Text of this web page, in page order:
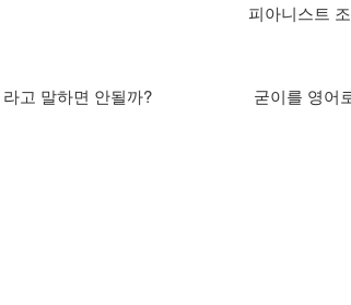
피아니스트
고 말하면 안될까? 굳이를 영어